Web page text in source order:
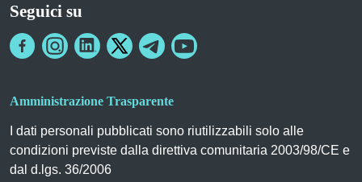
Seguici su
Amministrazione Trasparente
I dati personali pubblicati sono riutilizzabili solo alle
condizioni previste dalla direttiva comunitaria 2003/98/CE e
dal d.lgs. 36/2006